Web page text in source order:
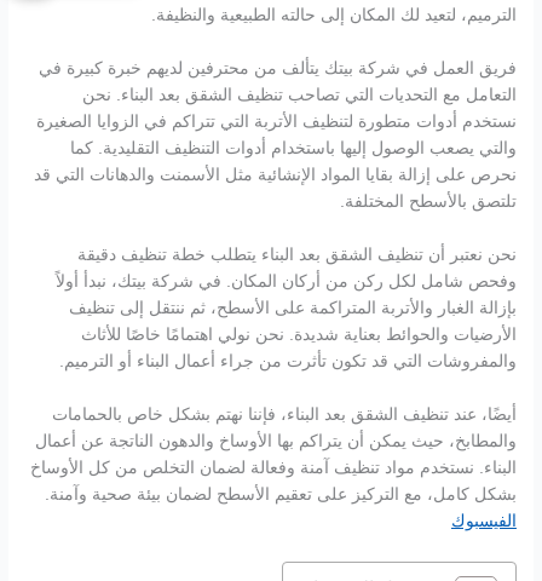
الترميم، لتعيد لك المكان إلى حالته الطبيعية والنظيفة.
فريق العمل في شركة بيتك يتألف من محترفين لديهم خبرة كبيرة في
التعامل مع التحديات التي تصاحب تنظيف الشقق بعد البناء. نحن
نستخدم أدوات متطورة لتنظيف الأتربة التي تتراكم في الزوايا الصغيرة
والتي يصعب الوصول إليها باستخدام أدوات التنظيف التقليدية. كما
نحرص على إزالة بقايا المواد الإنشائية مثل الأسمنت والدهانات التي قد
تلتصق بالأسطح المختلفة.
نحن نعتبر أن تنظيف الشقق بعد البناء يتطلب خطة تنظيف دقيقة
وفحص شامل لكل ركن من أركان المكان. في شركة بيتك، نبدأ أولاً
بإزالة الغبار والأتربة المتراكمة على الأسطح، ثم ننتقل إلى تنظيف
الأرضيات والحوائط بعناية شديدة. نحن نولي اهتمامًا خاصًا للأثاث
والمفروشات التي قد تكون تأثرت من جراء أعمال البناء أو الترميم.
أيضًا، عند تنظيف الشقق بعد البناء، فإننا نهتم بشكل خاص بالحمامات
والمطابخ، حيث يمكن أن يتراكم بها الأوساخ والدهون الناتجة عن أعمال
البناء. نستخدم مواد تنظيف آمنة وفعالة لضمان التخلص من كل الأوساخ
بشكل كامل، مع التركيز على تعقيم الأسطح لضمان بيئة صحية وآمنة.
الفيسبوك